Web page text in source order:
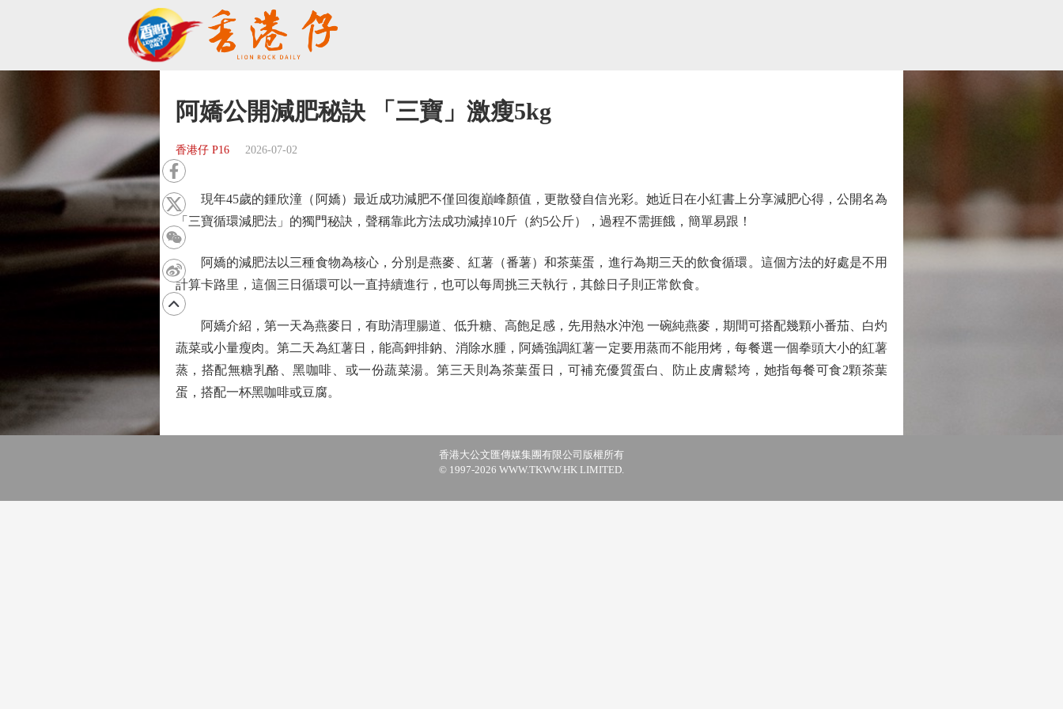
阿嬌公開減肥秘訣 「三寶」激瘦5kg
香港仔 P16 2026-07-02
現年45歲的鍾欣潼（阿嬌）最近成功減肥不僅回復巔峰顏值，更散發自信光彩。她近日在小紅書上分享減肥心得，公開名為
「三寶循環減肥法」的獨門秘訣，聲稱靠此方法成功減掉10斤（約5公斤），過程不需捱餓，簡單易跟！
阿嬌的減肥法以三種食物為核心，分別是燕麥、紅薯（番薯）和茶葉蛋，進行為期三天的飲食循環。這個方法的好處是不用
計算卡路里，這個三日循環可以一直持續進行，也可以每周挑三天執行，其餘日子則正常飲食。
阿嬌介紹，第一天為燕麥日，有助清理腸道、低升糖、高飽足感，先用熱水沖泡 一碗純燕麥，期間可搭配幾顆小番茄、白灼
蔬菜或小量瘦肉。第二天為紅薯日，能高鉀排鈉、消除水腫，阿嬌強調紅薯一定要用蒸而不能用烤，每餐選一個拳頭大小的紅薯
蒸，搭配無糖乳酪、黑咖啡、或一份蔬菜湯。第三天則為茶葉蛋日，可補充優質蛋白、防止皮膚鬆垮，她指每餐可食2顆茶葉
蛋，搭配一杯黑咖啡或豆腐。
香港大公文匯傳媒集團有限公司版權所有
© 1997-2026 WWW.TKWW.HK LIMITED.